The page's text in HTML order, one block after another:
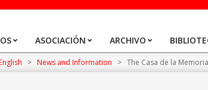
ASOCIACIÓN ARCHIVO
> News and Information > The Casa de la